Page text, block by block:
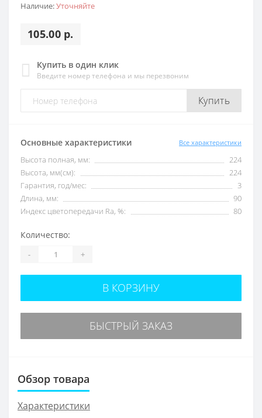
Наличие:Уточняйте
105.00 р.
Купить в один клик
Введите номер телефона и мы перезвоним
Купить
Основные характеристики Все характеристики
Высота полная, мм:
224
Высота, мм(см):
224
Гарантия, год/мес:
3
Длина, мм:
90
Индекс цветопередачи Ra, %:
80
Количество:
- +
В КОРЗИНУ
БЫСТРЫЙ ЗАКАЗ
Обзор товара
Характеристики